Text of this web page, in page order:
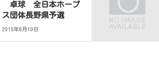
卓球 全日本ホープ
ス団体長野県予選
2015年6月10日